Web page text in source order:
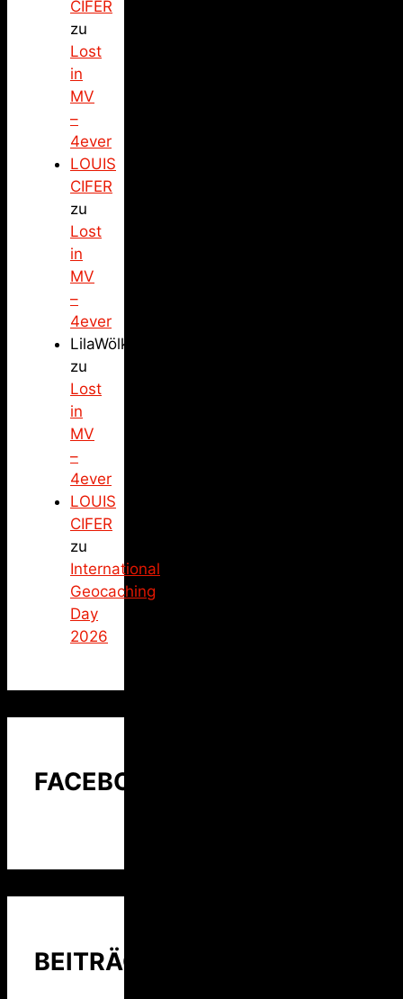
CIFER
zu
Lost
in
MV
–
4ever
LOUIS
CIFER
zu
Lost
in
MV
–
4ever
LilaWölkchen
zu
Lost
in
MV
–
4ever
LOUIS
CIFER
zu
International
Geocaching
Day
2026
FACEBOOK
BEITRÄGE